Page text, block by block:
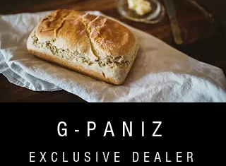
G-PANIZ
EXCLUSIVE DEALER